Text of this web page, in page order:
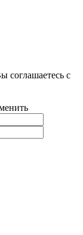
соглашаетесь c